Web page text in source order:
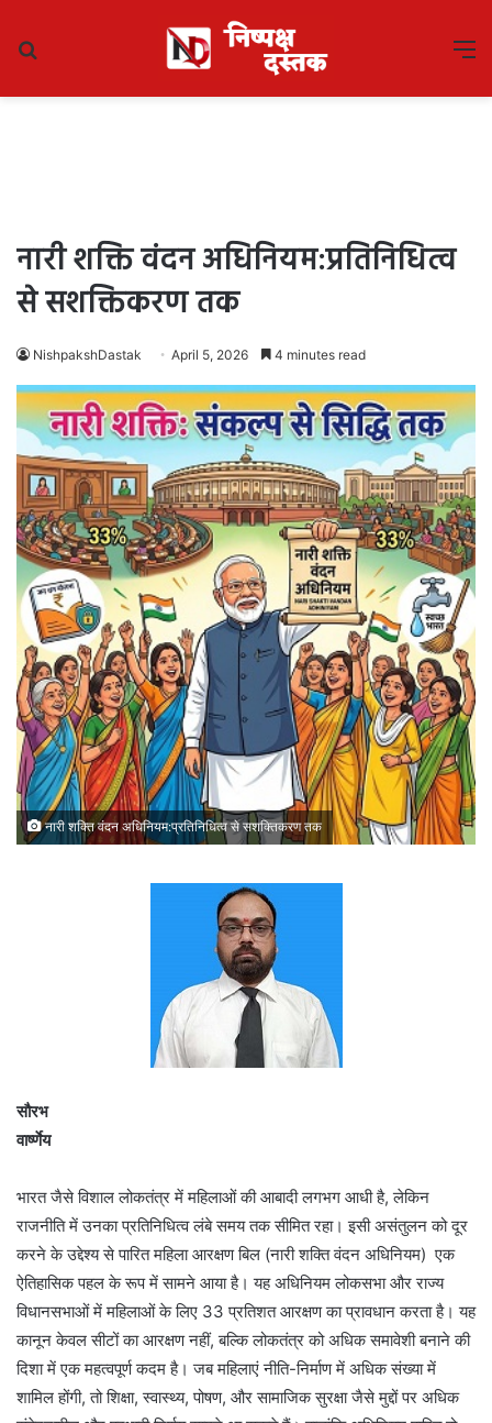
नारी शक्ति वंदन अधिनियम:प्रतिनिधित्व
से सशक्तिकरण तक
NishpakshDastak April 5, 2026 4 minutes read
नारी शक्ति वंदन अधिनियम:प्रतिनिधित्व से सशक्तिकरण तक
सौरभ
वार्ष्णेय
भारत जैसे विशाल लोकतंत्र में महिलाओं की आबादी लगभग आधी है, लेकिन
राजनीति में उनका प्रतिनिधित्व लंबे समय तक सीमित रहा। इसी असंतुलन को दूर
करने के उद्देश्य से पारित महिला आरक्षण बिल (नारी शक्ति वंदन अधिनियम) एक
ऐतिहासिक पहल के रूप में सामने आया है। यह अधिनियम लोकसभा और राज्य
विधानसभाओं में महिलाओं के लिए 33 प्रतिशत आरक्षण का प्रावधान करता है। यह
कानून केवल सीटों का आरक्षण नहीं, बल्कि लोकतंत्र को अधिक समावेशी बनाने की
दिशा में एक महत्वपूर्ण कदम है। जब महिलाएं नीति-निर्माण में अधिक संख्या में
शामिल होंगी, तो शिक्षा, स्वास्थ्य, पोषण, और सामाजिक सुरक्षा जैसे मुद्दों पर अधिक